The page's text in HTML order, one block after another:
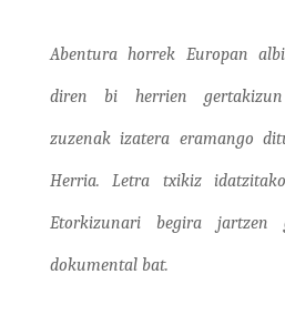
Abentura horrek Europan
diren bi herrien
zuzenak izatera eramango
Herria. Letra txikiz
Etorkizunari begira jartzen
dokumental bat.